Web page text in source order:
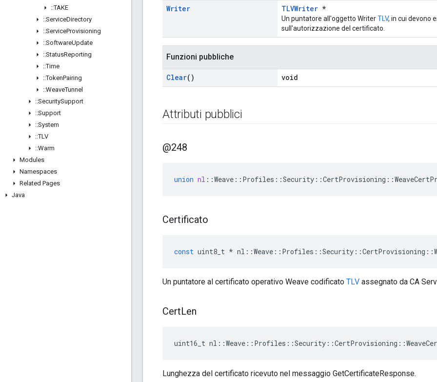
::TAKE
::ServiceDirectory
::ServiceProvisioning
::SoftwareUpdate
::StatusReporting
::Time
::TokenPairing
::WeaveTunnel
::SecuritySupport
::Support
::System
::TLV
::Warm
Modules
Namespaces
Related Pages
Java
Writer TLVWriter *
Un puntatore all'oggetto WriterTLV, in cui devono
sull'autorizzazione del certificato.
Funzioni pubbliche
Clear() void
Attributi pubblici
@248
union nl ::Weave :: Profiles ::Security ::CertProvisioning ::
Certificato
const uint8_t * nl ::Weave :: Profiles ::Security ::CertProvisioning ::
Un puntatore al certificato operativo Weave codificato TLV assegnato da CA
CertLen
uint16_t
Lunghezza del certificato ricevuto nel messaggio GetCertificateResponse.